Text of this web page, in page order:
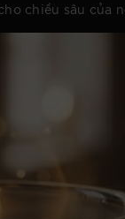
chiều sâu của